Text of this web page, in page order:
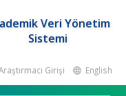
Veri Yönetim
Sistemi
Girişi English